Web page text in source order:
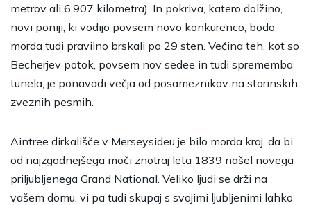
metrov ali 6,907 kilometra). In pokriva, katero dolžino,
novi poniji, ki vodijo povsem novo konkurenco, bodo
morda tudi pravilno brskali po 29 sten. Večina teh, kot so
Becherjev potok, povsem nov sedee in tudi sprememba
tunela, je ponavadi večja od posameznikov na starinskih
zveznih pesmih.
Aintree dirkališče v Merseysideu je bilo morda kraj, da bi
od najzgodnejšega moči znotraj leta 1839 našel novega
priljubljenega Grand National. Veliko ljudi se drži na
vašem domu, vi pa tudi skupaj s svojimi ljubljenimi lahko